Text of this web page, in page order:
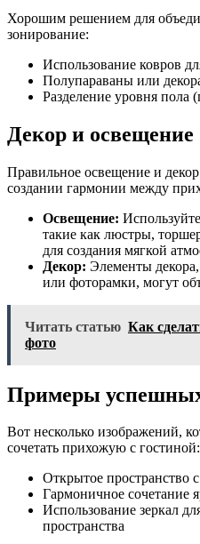
Хорошим решением для
зонирование:
Использование ковров
Полупараваны или
Разделение уровня пола
Декор и освещение
Правильное освещение и
создании гармонии между
Освещение:
такие как люстры,
для создания мягкой
Декор: Элементы
или фоторамки, могут
Читать статью Как
фото
Примеры
Вот несколько изображений,
сочетать прихожую с гостиной:
Открытое пространство
Гармоничное сочетание
Использование зеркал
пространства